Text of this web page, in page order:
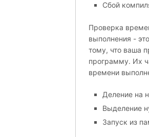
Сбой
Проверка
выполнения -
тому, что ваша
программу. Их
времени
Деление на
Выделение
Запуск из